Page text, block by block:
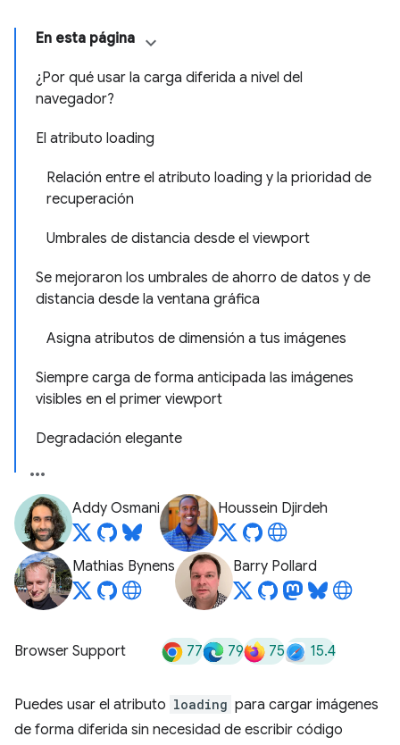
En esta página
¿Por qué usar la carga diferida a nivel del
navegador?
El atributo loading
Relación entre el atributo loading y la prioridad de
recuperación
Umbrales de distancia desde el viewport
Se mejoraron los umbrales de ahorro de datos y de
distancia desde la ventana gráfica
Asigna atributos de dimensión a tus imágenes
Siempre carga de forma anticipada las imágenes
visibles en el primer viewport
Degradación elegante
Addy Osmani Houssein Djirdeh
Mathias Bynens Barry Pollard
Browser Support 77 79 75 15.4
Puedes usar el atributo loading para cargar imágenes
de forma diferida sin necesidad de escribir código